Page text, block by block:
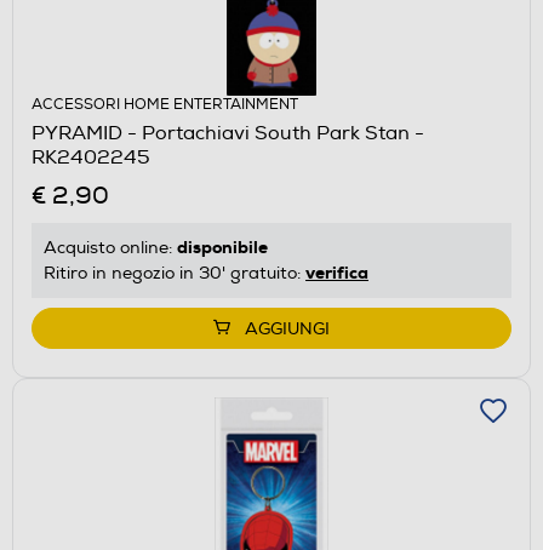
ACCESSORI HOME ENTERTAINMENT
PYRAMID - Portachiavi South Park Stan -
RK2402245
€ 2,90
Acquisto online: disponibile
Ritiro in negozio in 30' gratuito: verifica
AGGIUNGI